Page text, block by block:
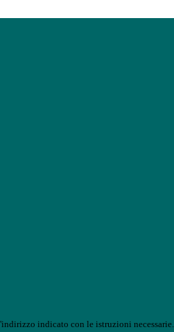
indicato con le istruzioni necessarie.